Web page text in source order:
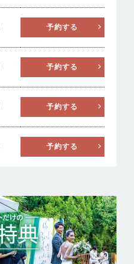
予約する
予約する
予約する
予約する